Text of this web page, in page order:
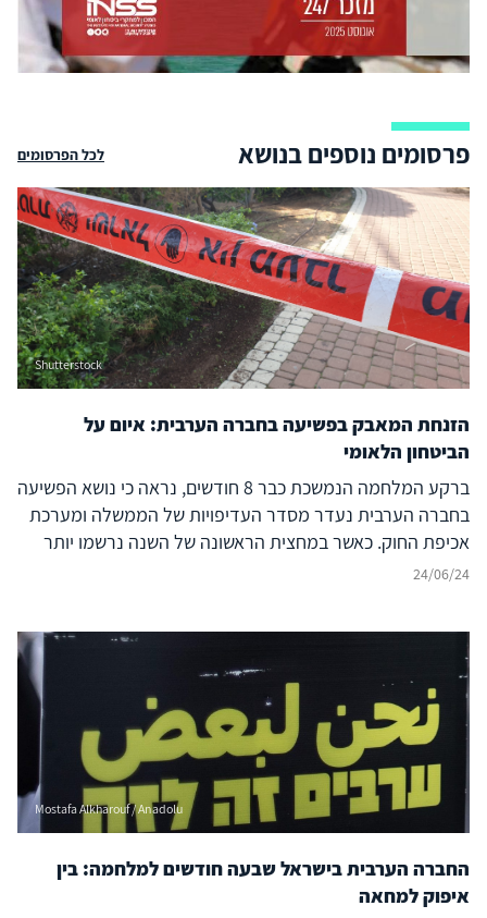
פרסומים נוספים בנושא לכל הפרסומים
Shutterstock
הזנחת המאבק בפשיעה בחברה הערבית: איום על
הביטחון הלאומי
ברקע המלחמה הנמשכת כבר 8 חודשים, נראה כי נושא הפשיעה
בחברה הערבית נעדר מסדר העדיפויות של הממשלה ומערכת
אכיפת החוק. כאשר במחצית הראשונה של השנה נרשמו יותר
ממאה נרצחים במגזר הערבי, המשך הזנחת ההתמודדות עם
24/06/24
Mostafa Alkharouf / Anadolu
החברה הערבית בישראל שבעה חודשים למלחמה: בין
איפוק למחאה